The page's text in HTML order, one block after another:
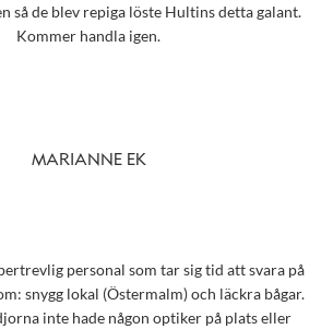
så de blev repiga löste Hultins detta galant.
Kommer handla igen.
MARIANNE EK
personal som tar sig tid att svara på
snygg lokal (Östermalm) och läckra bågar.
inte hade någon optiker på plats eller